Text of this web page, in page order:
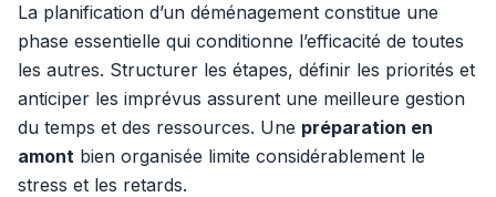
La planification d’un déménagement constitue une
phase essentielle qui conditionne l’efficacité de toutes
les autres. Structurer les étapes, définir les priorités et
anticiper les imprévus assurent une meilleure gestion
du temps et des ressources. Une préparation en
amont bien organisée limite considérablement le
stress et les retards.